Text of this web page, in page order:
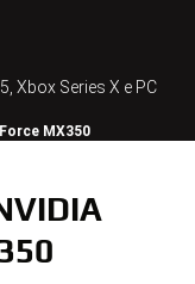
Xbox Series X e PC
MX350